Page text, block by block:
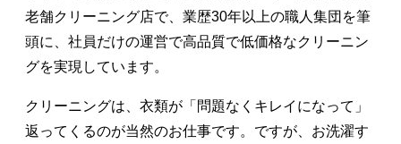
老舗クリーニング店で、業歴30年以上の職人集団を筆
頭に、社員だけの運営で高品質で低価格なクリーニン
グを実現しています。
クリーニングは、衣類が「問題なくキレイになって」
返ってくるのが当然のお仕事です。ですが、お洗濯す